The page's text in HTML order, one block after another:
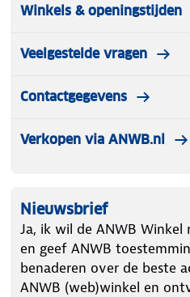
Winkels & openingstijden
Veelgestelde vragen
Contactgegevens
Verkopen via ANWB.nl
Nieuwsbrief
Ja, ik wil de ANWB
en geef ANWB
benaderen over de beste
ANWB (web)winkel en